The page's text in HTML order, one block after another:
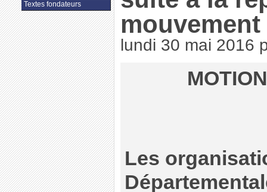
lundi 30 mai 2016
Les
Textes fondateurs